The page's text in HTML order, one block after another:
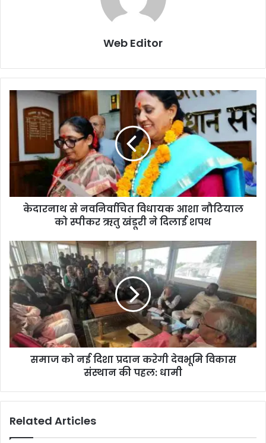
Web Editor
केदारनाथ से नवनिर्वाचित विधायक आशा नौटियाल
को स्पीकर ऋतु खंडूरी ने दिलाई शपथ
समाज को नई दिशा प्रदान करेगी देवभूमि विकास
संस्थान की पहल: धामी
Related Articles